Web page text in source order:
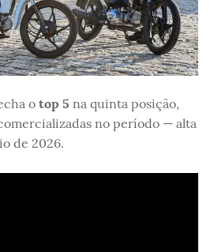
o top 5 na quinta posição,
no período — alta
de 2026.